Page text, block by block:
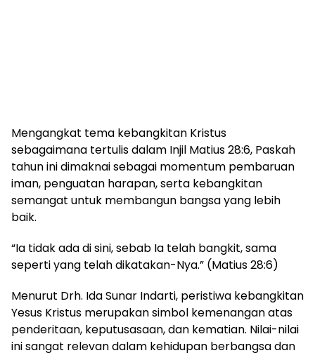
Mengangkat tema kebangkitan Kristus
sebagaimana tertulis dalam Injil Matius 28:6, Paskah
tahun ini dimaknai sebagai momentum pembaruan
iman, penguatan harapan, serta kebangkitan
semangat untuk membangun bangsa yang lebih
baik.
“Ia tidak ada di sini, sebab Ia telah bangkit, sama
seperti yang telah dikatakan-Nya.” (Matius 28:6)
Menurut Drh. Ida Sunar Indarti, peristiwa kebangkitan
Yesus Kristus merupakan simbol kemenangan atas
penderitaan, keputusasaan, dan kematian. Nilai-nilai
ini sangat relevan dalam kehidupan berbangsa dan